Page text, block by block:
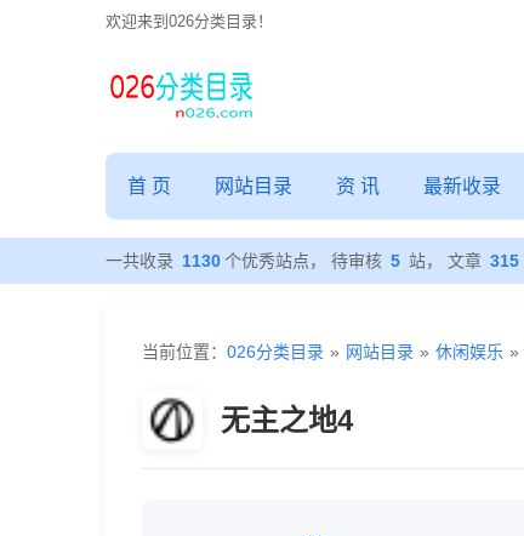
欢迎来到026分类目录！
首 页 网站目录 资 讯 最新收录
一共收录 1130个优秀站点， 待审核 5 站， 文章 315
当前位置： 026分类目录 » 网站目录 » 休闲娱乐 »
无主之地4